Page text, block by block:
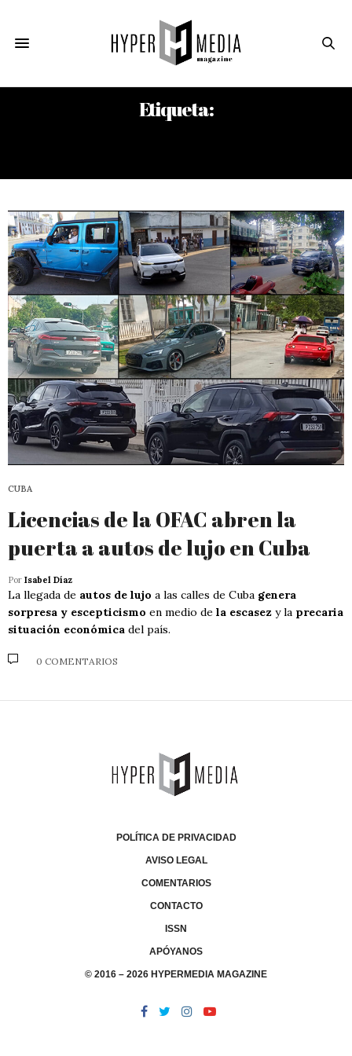
Etiqueta:
CUBA
Licencias de la OFAC abren la
puerta a autos de lujo en Cuba
Por Isabel Díaz
La llegada de autos de lujo a las calles de Cuba genera
sorpresa y escepticismo en medio de la escasez y la precaria
situación económica del país.
0 COMENTARIOS
POLÍTICA DE PRIVACIDAD
AVISO LEGAL
COMENTARIOS
CONTACTO
ISSN
APÓYANOS
© 2016 – 2026 HYPERMEDIA MAGAZINE